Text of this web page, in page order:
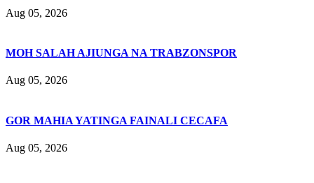
Aug 05, 2026
MOH SALAH AJIUNGA NA TRABZONSPOR
Aug 05, 2026
GOR MAHIA YATINGA FAINALI CECAFA
Aug 05, 2026